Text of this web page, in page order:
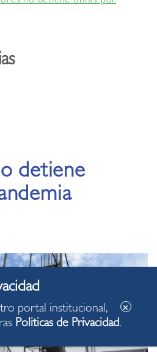
detiene
portal institucional,
Politicas de Privacidad.